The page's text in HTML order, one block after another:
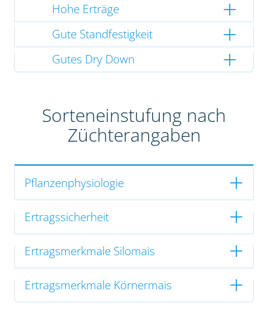
Hohe Erträge
Gute Standfestigkeit
Gutes Dry Down
Sorteneinstufung nach
Züchterangaben
Pflanzenphysiologie
Ertragssicherheit
Ertragsmerkmale Silomais
Ertragsmerkmale Körnermais